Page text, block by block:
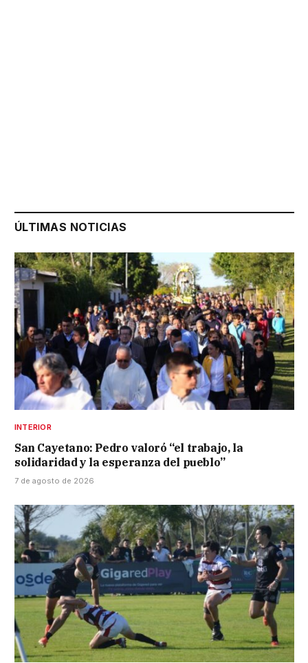
ÚLTIMAS NOTICIAS
INTERIOR
San Cayetano: Pedro valoró “el trabajo, la
solidaridad y la esperanza del pueblo”
7 de agosto de 2026